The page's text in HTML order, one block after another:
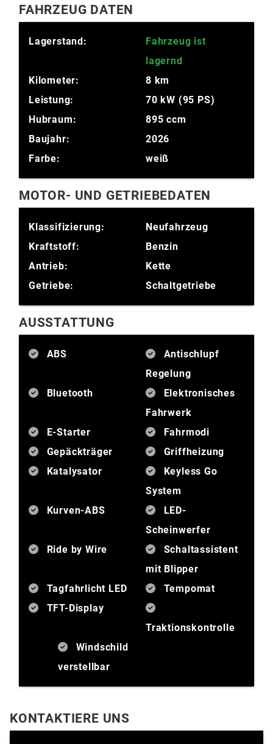
FAHRZEUG DATEN
Lagerstand:
Fahrzeug ist
lagernd
Kilometer:
8 km
Leistung:
70 kW (95 PS)
Hubraum:
895 ccm
Baujahr:
2026
Farbe:
weiß
MOTOR- UND GETRIEBEDATEN
Klassifizierung:
Neufahrzeug
Kraftstoff:
Benzin
Antrieb:
Kette
Getriebe:
Schaltgetriebe
AUSSTATTUNG
ABS
Antischlupf
Regelung
Bluetooth
Elektronisches
Fahrwerk
E-Starter
Fahrmodi
Gepäckträger
Griffheizung
Katalysator
Keyless Go
System
Kurven-ABS
LED-
Scheinwerfer
Ride by Wire
Schaltassistent
mit Blipper
Tagfahrlicht LED
Tempomat
TFT-Display
Traktionskontrolle
Windschild
verstellbar
KONTAKTIERE UNS